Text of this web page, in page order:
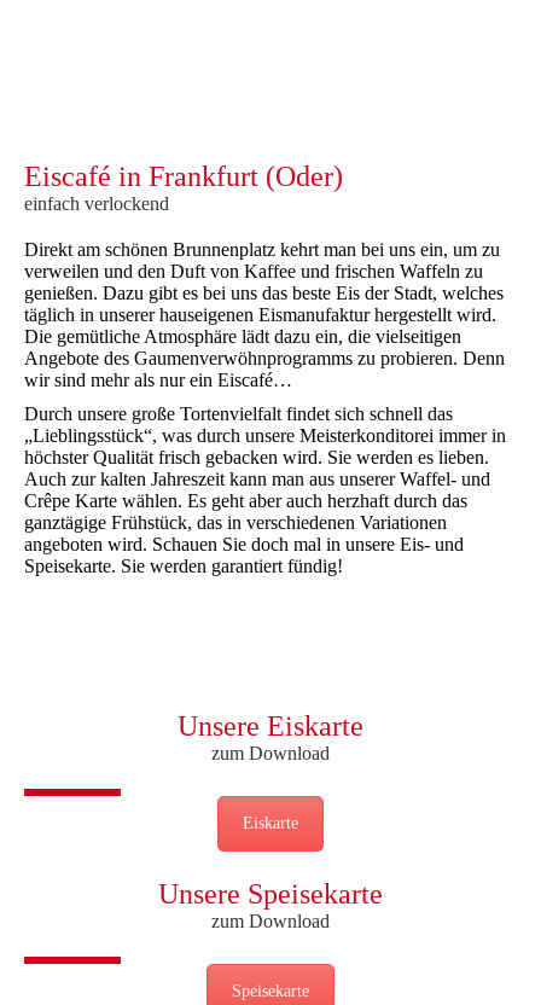
Eiscafé in Frankfurt (Oder)
einfach verlockend
Direkt am schönen Brunnenplatz kehrt man bei uns ein, um zu
verweilen und den Duft von Kaffee und frischen Waffeln zu
genießen. Dazu gibt es bei uns das beste Eis der Stadt, welches
täglich in unserer hauseigenen Eismanufaktur hergestellt wird.
Die gemütliche Atmosphäre lädt dazu ein, die vielseitigen
Angebote des Gaumenverwöhnprogramms zu probieren. Denn
wir sind mehr als nur ein Eiscafé…
Durch unsere große Tortenvielfalt findet sich schnell das
„Lieblingsstück“, was durch unsere Meisterkonditorei immer in
höchster Qualität frisch gebacken wird. Sie werden es lieben.
Auch zur kalten Jahreszeit kann man aus unserer Waffel- und
Crêpe Karte wählen. Es geht aber auch herzhaft durch das
ganztägige Frühstück, das in verschiedenen Variationen
angeboten wird. Schauen Sie doch mal in unsere Eis- und
Speisekarte. Sie werden garantiert fündig!
Unsere Eiskarte
zum Download
Eiskarte
Unsere Speisekarte
zum Download
Speisekarte